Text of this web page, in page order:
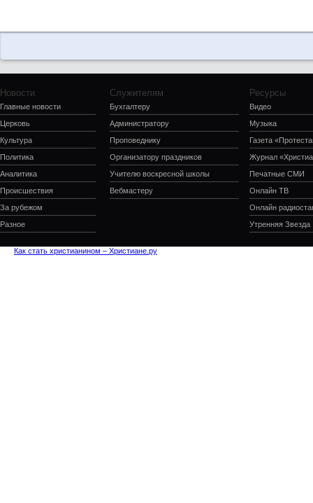
Новости
Главные новости
Церковь
Культура
Политика
Аналитика
Происшествия
За рубежом
Разное
Служителям
Бухгалтеру
Администратору
Проповеднику
Организатору праздников
Учителю воскресной школы
Вебмастеру
Ресурсы
Видео
Музыка
Газета
Журнал
Печатные СМИ
Онлайн ТВ
Онлайн
Утренняя Звезда
Как стать христианином – Христиане.ру